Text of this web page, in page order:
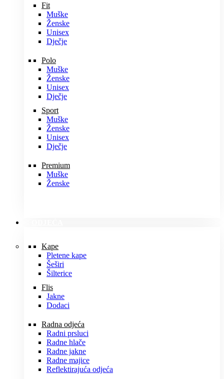
Fit
Muške
Ženske
Unisex
Dječje
Polo
Muške
Ženske
Unisex
Dječje
Sport
Muške
Ženske
Unisex
Dječje
Premium
Muške
Ženske
Kape
Pletene kape
Šeširi
Šilterice
Flis
Jakne
Dodaci
Radna odjeća
Radni prsluci
Radne hlače
Radne jakne
Radne majice
Reflektirajuća odjeća